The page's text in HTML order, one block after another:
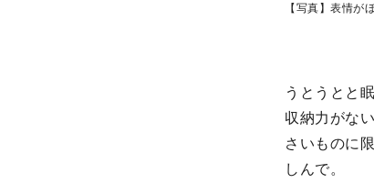
【写真】表情が
うとうとと
収納力がな
さいものに
しんで。